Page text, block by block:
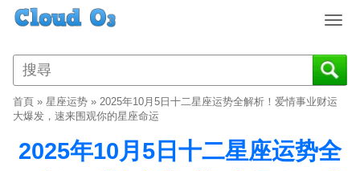
T
g
g
e
a
v
首頁 » 星座运势 » 2025年10月5日十二星座运势全解析！爱情事业财运
大爆发，速来围观你的星座命运
2025年10月5日十二星座运势全